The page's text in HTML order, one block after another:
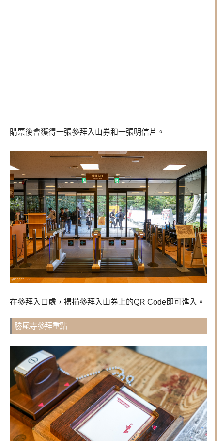
購票後會獲得一張參拜入山券和一張明信片。
在參拜入口處，掃描參拜入山券上的QR Code即可進入。
勝尾寺參拜重點